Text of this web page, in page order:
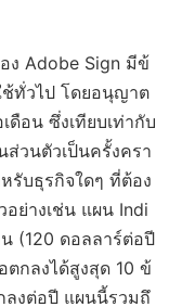
ง Adobe Sign มีข้
ช้ทั่วไป โดยอนุญาต
ดือน ซึ่งเทียบเท่ากับ
วนตัวเป็นครั้งครา
รับธุรกิจใดๆ ที่ต้อง
ย่างเช่น แผน Indi
(120 ดอลลาร์ต่อปี
ตกลงได้สูงสุด 10 ข้
ลงต่อปี แผนนี้รวมถึ